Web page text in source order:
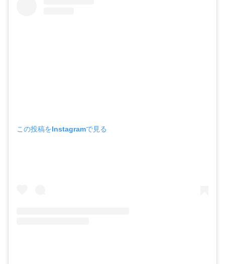
この投稿をInstagramで見る